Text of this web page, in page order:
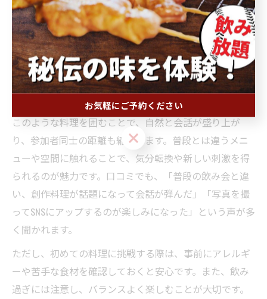
居酒屋での新しい体験は、日常のストレスを忘れてリフ
レッシュする絶好の機会です。特に、ラテ発想の創作料
理や季節限定メニューは、普段味わえない驚きや発見を
もたらします。例えば、地元食材を使った独自のラテメ
ニューは、味だけでなく見た目にもこだわっていて、写
真映えも抜群です。
このような料理を囲むことで、自然と会話が盛り上が
り、参加者同士の距離も縮まります。普段とは違うメニ
ューや空間に触れることで、気分転換や新しい刺激を得
られるのが魅力です。口コミでも、「普段の飲み会と違
い、創作料理が話題になって会話が弾んだ」「写真を撮
ってSNSにアップするのが楽しみになった」という声が多
く聞かれます。
ただし、初めての料理に挑戦する際は、事前にアレルギ
ーや苦手な食材を確認しておくと安心です。また、飲み
過ぎには注意し、バランスよく楽しむことが大切です。
お気軽にご予約ください
お気軽にご予約ください